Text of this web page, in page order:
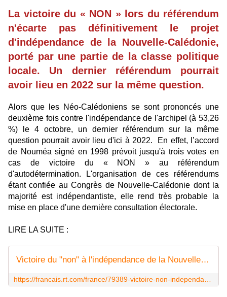
La victoire du « NON » lors du référendum
n'écarte pas définitivement le projet
d'indépendance de la Nouvelle-Calédonie,
porté par une partie de la classe politique
locale. Un dernier référendum pourrait
avoir lieu en 2022 sur la même question.
Alors que les Néo-Calédoniens se sont prononcés une
deuxième fois contre l'indépendance de l'archipel (à 53,26
%) le 4 octobre, un dernier référendum sur la même
question pourrait avoir lieu d'ici à 2022. En effet, l’accord
de Nouméa signé en 1998 prévoit jusqu'à trois votes en
cas de victoire du « NON » au référendum
d'autodétermination. L'organisation de ces référendums
étant confiée au Congrès de Nouvelle-Calédonie dont la
majorité est indépendantiste, elle rend très probable la
mise en place d'une dernière consultation électorale.
LIRE LA SUITE :
Victoire du "non" à l'indépendance de la Nouvelle-Calédonie : et après ?